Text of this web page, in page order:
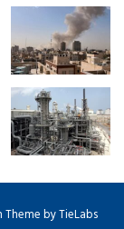
Theme by TieLabs